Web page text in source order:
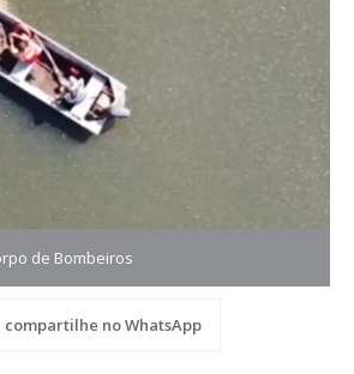
de Bombeiros
compartilhe no WhatsApp